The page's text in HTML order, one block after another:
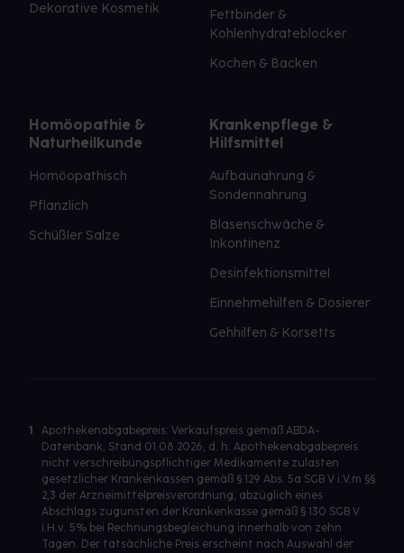
Dekorative Kosmetik
Fettbinder &
Kohlenhydrateblocker
Kochen & Backen
Homöopathie &
Naturheilkunde
Homöopathisch
Pflanzlich
Schüßler Salze
Krankenpflege &
Hilfsmittel
Aufbaunahrung &
Sondennahrung
Blasenschwäche &
Inkontinenz
Desinfektionsmittel
Einnehmehilfen & Dosierer
Gehhilfen & Korsetts
1
Apothekenabgabepreis: Verkaufspreis gemäß ABDA-
Datenbank, Stand 01.08.2026, d. h. Apothekenabgabepreis
nicht verschreibungspflichtiger Medikamente zulasten
gesetzlicher Krankenkassen gemäß § 129 Abs. 5a SGB V i.V.m §§
2,3 der Arzneimittelpreisverordnung, abzüglich eines
Abschlags zugunsten der Krankenkasse gemäß § 130 SGB V
i.H.v. 5% bei Rechnungsbegleichung innerhalb von zehn
Tagen. Der tatsächliche Preis erscheint nach Auswahl der